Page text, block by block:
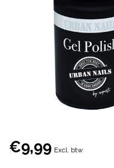
€9,99 Excl. btw